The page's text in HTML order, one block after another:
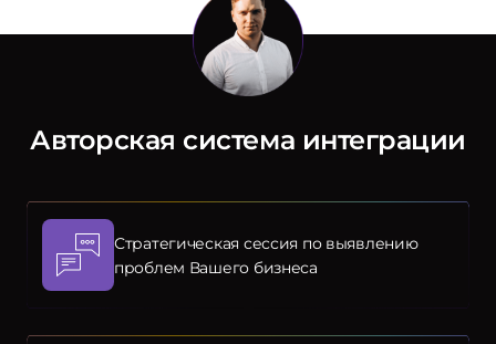
Авторская система интеграции
Стратегическая сессия по выявлению
проблем Вашего бизнеса